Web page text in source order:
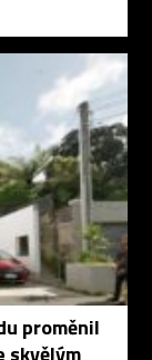
proměnil
skvělým